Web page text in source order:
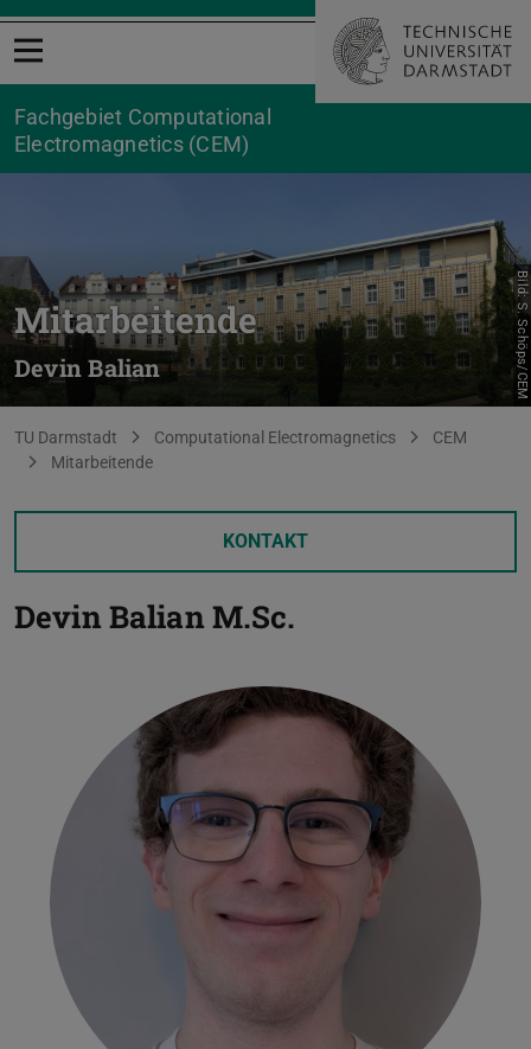
Menü öffnen
Fachgebiet Computational
Electromagnetics (CEM)
Mitarbeitende
Devin Balian Bild: S. Schöps/CEM
Sie befinden sich hier:
TU Darmstadt Computational Electromagnetics
CEM
Mitarbeitende
KONTAKT
Devin Balian M.Sc.